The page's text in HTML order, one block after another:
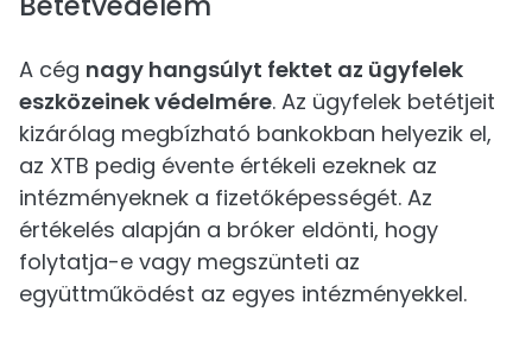
A cég nagy hangsúlyt fektet az ügyfelek
eszközeinek védelmére. Az ügyfelek betétjeit
kizárólag megbízható bankokban helyezik el,
az XTB pedig évente értékeli ezeknek az
intézményeknek a fizetőképességét. Az
értékelés alapján a bróker eldönti, hogy
folytatja-e vagy megszünteti az
együttműködést az egyes intézményekkel.